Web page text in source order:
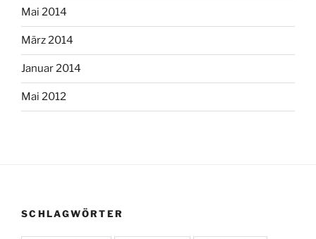
Mai 2014
März 2014
Januar 2014
Mai 2012
SCHLAGWÖRTER